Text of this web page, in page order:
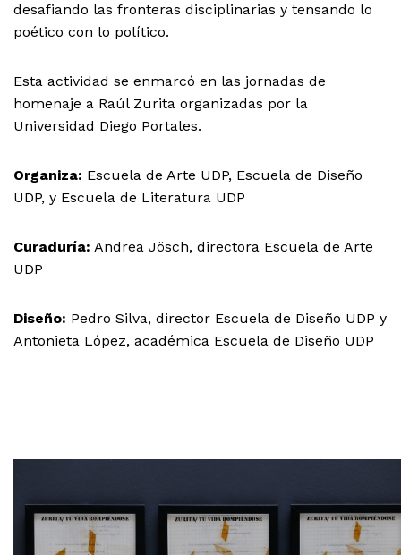
desafiando las fronteras disciplinarias y tensando lo
poético con lo político.
Esta actividad se enmarcó en las jornadas de
homenaje a Raúl Zurita organizadas por la
Universidad Diego Portales.
Organiza: Escuela de Arte UDP, Escuela de Diseño
UDP, y Escuela de Literatura UDP
Curaduría: Andrea Jösch, directora Escuela de Arte
UDP
Diseño: Pedro Silva, director Escuela de Diseño UDP y
Antonieta López, académica Escuela de Diseño UDP